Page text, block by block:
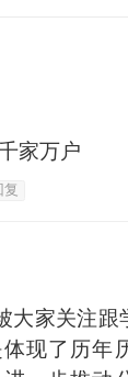
的关键一
帖”，搭台
家万户
复
大家关注
现了历年